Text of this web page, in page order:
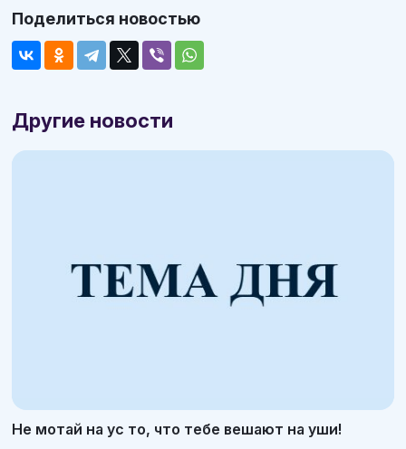
Поделиться новостью
Другие новости
Не мотай на ус то, что тебе вешают на уши!